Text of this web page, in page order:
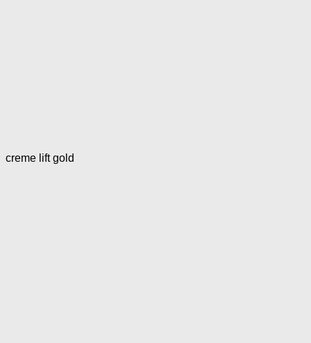
creme lift gold